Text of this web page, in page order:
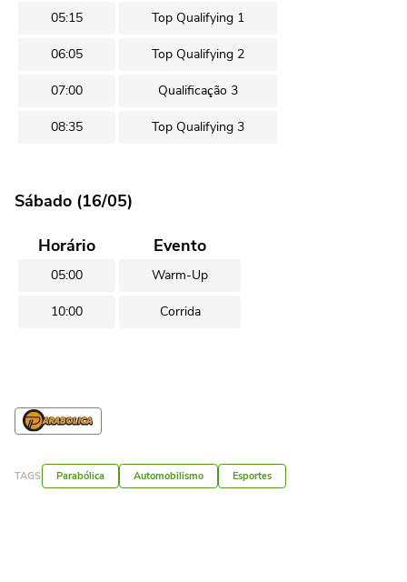
05:15 Top Qualifying 1
06:05 Top Qualifying 2
07:00 Qualificação 3
08:35 Top Qualifying 3
Sábado (16/05)
Horário Evento
05:00 Warm-Up
10:00 Corrida
TAGS Parabólica Automobilismo Esportes